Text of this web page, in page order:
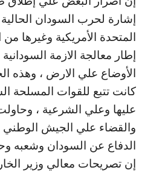
إشارة لحرب السودان
المتحدة الأمريكية وغيرها
إطار معالجة الازمة
الأوضاع علي الارض ، وهذه
كانت تتبع للقوات المسلحة
عليها وعلي الشرعية ،
والقضاء علي الجيش الوطني
الدفاع عن السودان وشعبه
إن تصريحات معالي وزير